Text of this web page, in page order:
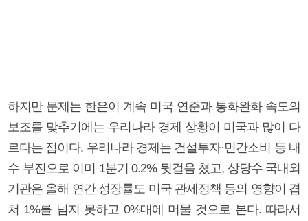
하지만 문제는 한은이 계속 미국 연준과 통화완화 속도의
보조를 맞추기에는 우리나라 경제 상황이 미국과 많이 다
르다는 점이다. 우리나라 경제는 건설투자·민간소비 등 내
수 부진으로 이미 1분기 0.2% 뒷걸음 쳤고, 상당수 국내외
기관은 올해 연간 성장률도 미국 관세정책 등의 영향이 겹
쳐 1%를 넘지 못하고 0%대에 머물 것으로 본다. 따라서